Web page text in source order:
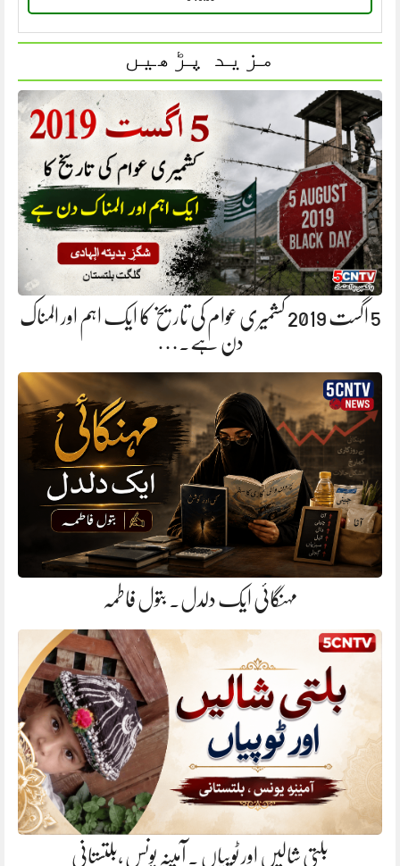
مزید پڑھیں
5 اگست 2019 کشمیری عوام کی تاریخ کا ایک اہم اور المناک
دن ہے.…
مہنگائی ایک دلدل. بتول فاطمہ
بلتی شالیں اور ٹوپیاں . آمینہ یونس ،بلتستانی